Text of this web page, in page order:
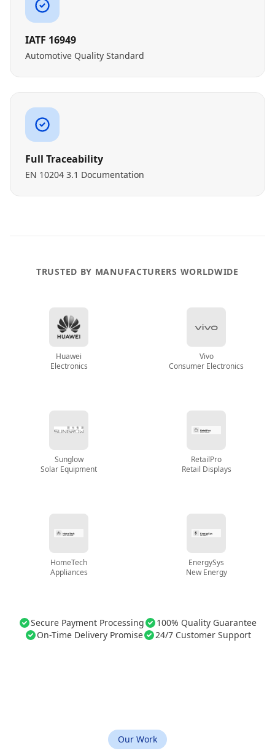
IATF 16949
Automotive Quality Standard
Full Traceability
EN 10204 3.1 Documentation
TRUSTED BY MANUFACTURERS WORLDWIDE
Huawei
Electronics
Vivo
Consumer Electronics
Sunglow
Solar Equipment
RetailPro
Retail Displays
HomeTech
Appliances
EnergySys
New Energy
Secure Payment Processing
100% Quality Guarantee
On-Time Delivery Promise
24/7 Customer Support
Our Work